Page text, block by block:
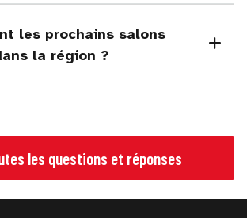
les prochains salons
la région ?
les questions et réponses